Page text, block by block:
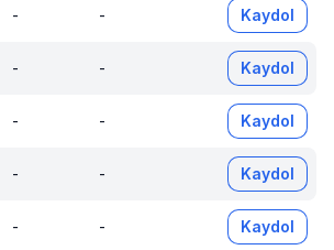
- - Kaydol
- - Kaydol
- - Kaydol
- - Kaydol
- - Kaydol